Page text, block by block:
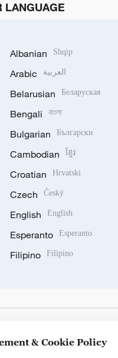
LANGUAGE
Albanian Shqip
Arabic العربية
Belarusian Беларуская
Bengali বাংলা
Bulgarian Български
Cambodian ខ្មែរ
Croatian Hrvatski
Czech Český
English English
Esperanto Esperanto
Filipino Filipino
& Cookie Policy